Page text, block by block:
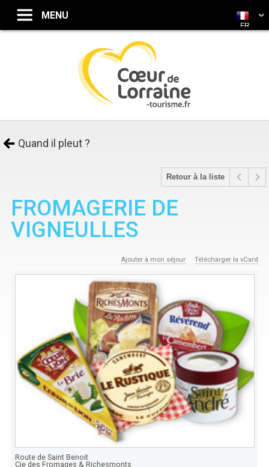
Quand il pleut ?
Retour à la liste
FROMAGERIE DE
VIGNEULLES
Ajouter à mon séjour Télécharger la vCard
Route de Saint Benoit
Cie des Fromages & Richesmonts
FR